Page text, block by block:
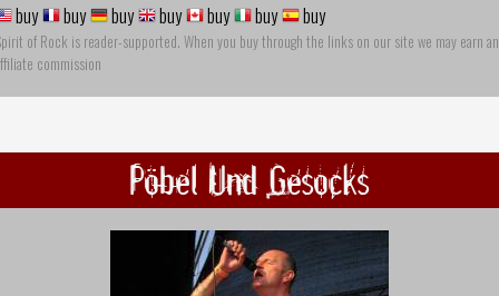
buy buy buy buy buy buy buy
of Rock is reader-supported. When you buy through the links on our site we may earn an
commission
Pöbel Und Gesocks